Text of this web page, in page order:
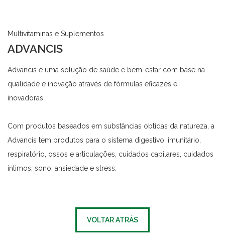
Multivitaminas e Suplementos
ADVANCIS
Advancis é uma solução de saúde e bem-estar com base na
qualidade e inovação através de fórmulas eficazes e
inovadoras.
Com produtos baseados em substâncias obtidas da natureza, a
Advancis tem produtos para o sistema digestivo, imunitário,
respiratório, ossos e articulações, cuidados capilares, cuidados
íntimos, sono, ansiedade e stress.
VOLTAR ATRÁS